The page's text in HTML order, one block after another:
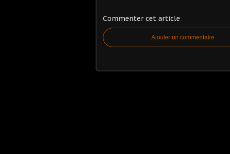
Commenter cet article
Ajouter un commentaire